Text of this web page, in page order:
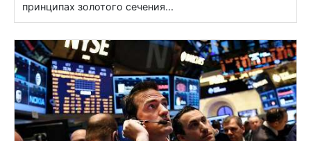
принципах золотого сечения...